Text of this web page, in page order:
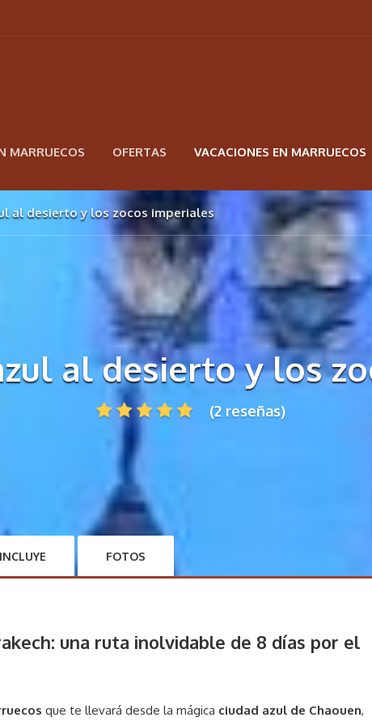
MARRUECOS OFERTAS VACACIONES EN MARRUECOS
al desierto y los zocos imperiales
al desierto y los
(2 reseñas)
INCLUYE FOTOS
una ruta inolvidable de 8 días por el
que te llevará desde la mágica ciudad azul de Chaouen,